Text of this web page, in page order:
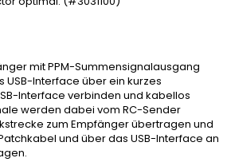
mit PPM-Summensignalausgang
USB-Interface über ein kurzes
Interface verbinden und kabellos
werden dabei vom RC-Sender
zum Empfänger übertragen und
und über das USB-Interface an